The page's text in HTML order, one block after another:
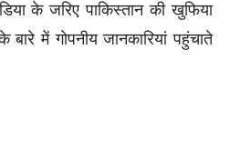
के जरिए पाकिस्तान की खुफिया
में गोपनीय जानकारियां पहुंचाते